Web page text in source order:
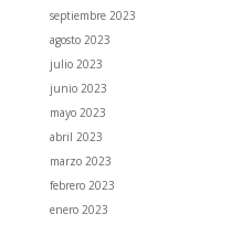
septiembre 2023
agosto 2023
julio 2023
junio 2023
mayo 2023
abril 2023
marzo 2023
febrero 2023
enero 2023